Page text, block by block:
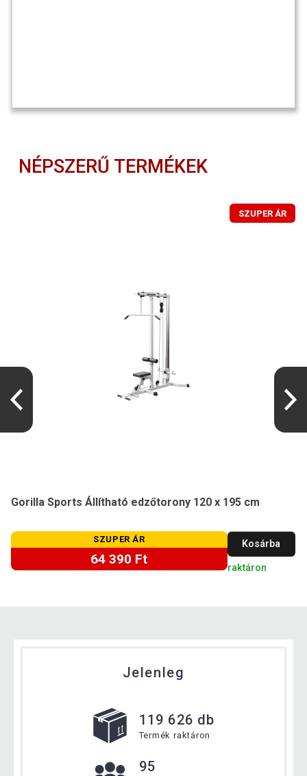
NÉPSZERŰ TERMÉKEK
SZUPER ÁR
Gorilla Sports Állítható edzőtorony 120 x 195 cm
SZUPER ÁR
64 390 Ft
Kosárba
raktáron
Jelenleg
119 626 db
Termék raktáron
95